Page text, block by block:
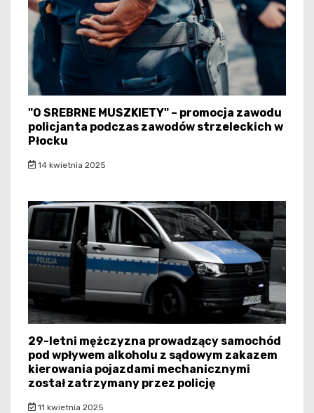
"O SREBRNE MUSZKIETY" – promocja zawodu
policjanta podczas zawodów strzeleckich w
Płocku
14 kwietnia 2025
29-letni mężczyzna prowadzący samochód
pod wpływem alkoholu z sądowym zakazem
kierowania pojazdami mechanicznymi
został zatrzymany przez policję
11 kwietnia 2025